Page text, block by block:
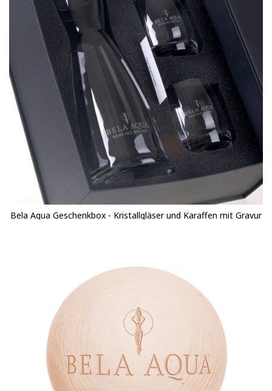
Bela Aqua Geschenkbox - Kristallgläser und Karaffen mit Gravur